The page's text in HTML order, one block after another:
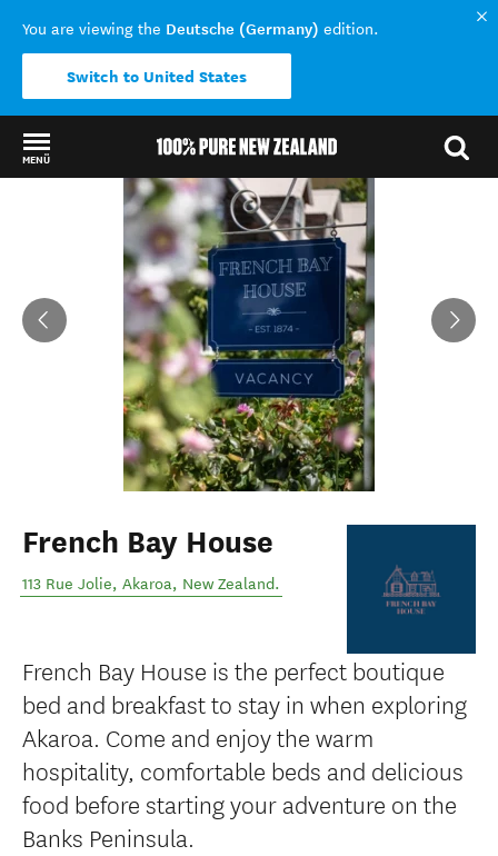
You are viewing the Deutsche (Germany) edition.
Switch to United States
MENÜ
Back to my results
French Bay House
113 Rue Jolie, Akaroa, New Zealand.
French Bay House is the perfect boutique
bed and breakfast to stay in when exploring
Akaroa. Come and enjoy the warm
hospitality, comfortable beds and delicious
food before starting your adventure on the
Banks Peninsula.